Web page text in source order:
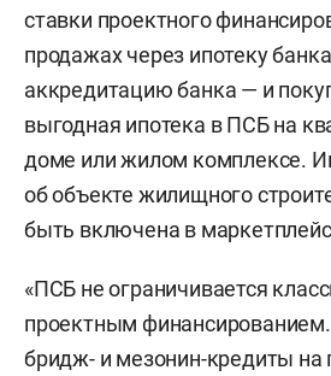
ставки проектного
продажах через ипотеку
аккредитацию банка — и
выгодная ипотека в ПСБ на
доме или жилом комплексе.
об объекте жилищного
быть включена в
«ПСБ не ограничивается
проектным
бридж- и мезонин-кредиты на